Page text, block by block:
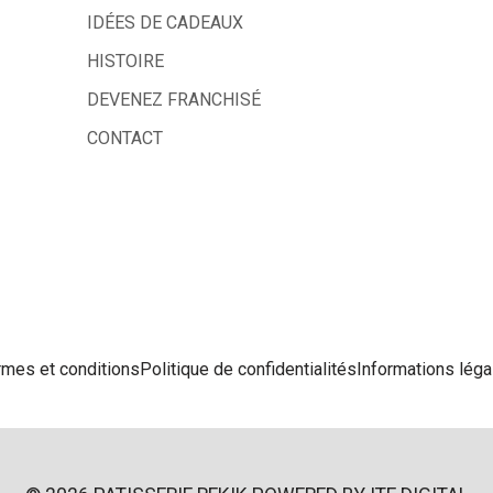
IDÉES DE CADEAUX
HISTOIRE
DEVENEZ FRANCHISÉ
CONTACT
et conditionsPolitique de confidentialitésInformations